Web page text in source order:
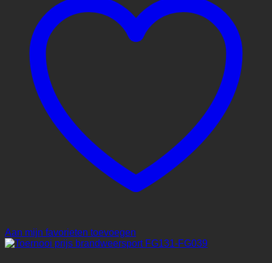
Aan mijn favorieten toevoegen